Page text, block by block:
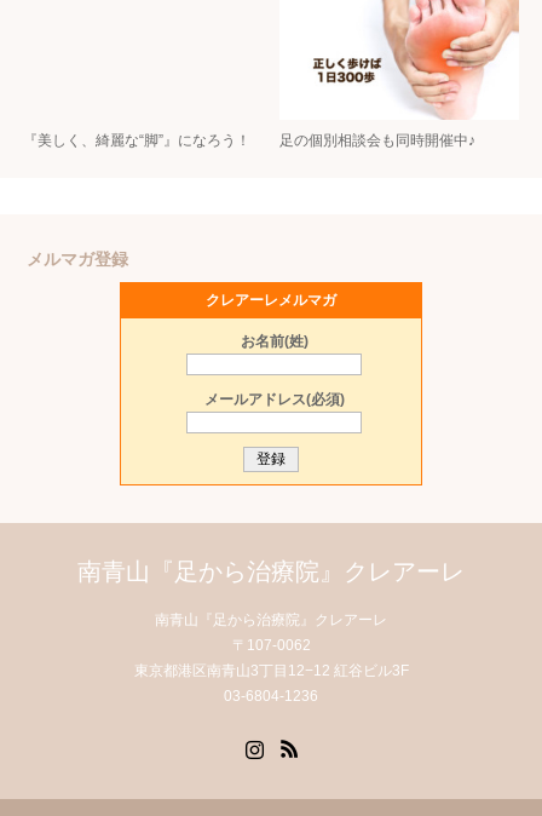
『美しく、綺麗な“脚”』になろう！ 足の個別相談会も同時開催中♪
メルマガ登録
クレアーレメルマガ
お名前(姓)
メールアドレス(必須)
南青山『足から治療院』クレアーレ
南青山『足から治療院』クレアーレ
〒107-0062
東京都港区南青山3丁目12−12 紅谷ビル3F
03-6804-1236